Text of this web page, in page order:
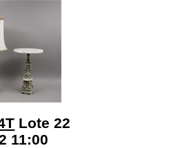
Lote 22
11:00